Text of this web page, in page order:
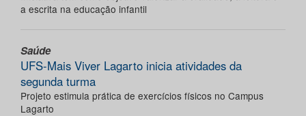
a escrita na educação infantil
Saúde
UFS-Mais Viver Lagarto inicia atividades da
segunda turma
Projeto estimula prática de exercícios físicos no Campus
Lagarto